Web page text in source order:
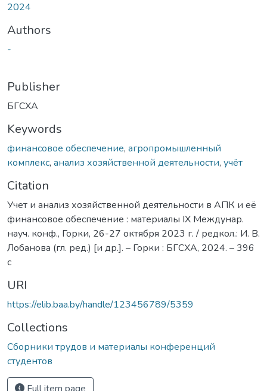
2024
Authors
-
Publisher
БГСХА
Keywords
финансовое обеспечение, агропромышленный
комплекс, анализ хозяйственной деятельности, учёт
Citation
Учет и анализ хозяйственной деятельности в АПК и её
финансовое обеспечение : материалы IХ Междунар.
науч. конф., Горки, 26-27 октября 2023 г. / редкол.: И. В.
Лобанова (гл. ред.) [и др.]. – Горки : БГСХА, 2024. – 396
с
URI
https://elib.baa.by/handle/123456789/5359
Collections
Сборники трудов и материалы конференций
студентов